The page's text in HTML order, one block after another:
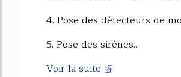
4. Pose des détecteurs de
5. Pose des sirènes...
Voir la suite